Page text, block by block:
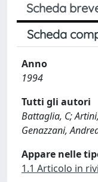
Scheda
Scheda
Anno
1994
Tutti gli autori
Battaglia, C;
Genazzani,
Appare nelle
1.1 Articolo in